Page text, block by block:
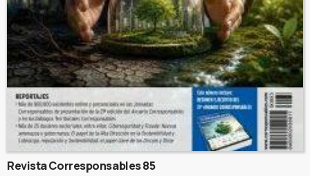
Revista Corresponsables 85